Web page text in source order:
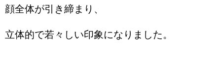
顔全体が引き締まり、
立体的で若々しい印象になりました。